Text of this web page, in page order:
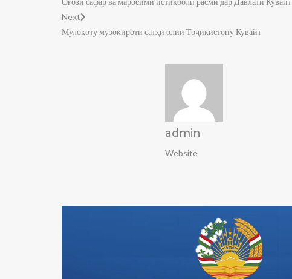
Next
Мулоқоту музокироти сатҳи олии Тоҷикистону Кувайт
admin
Website